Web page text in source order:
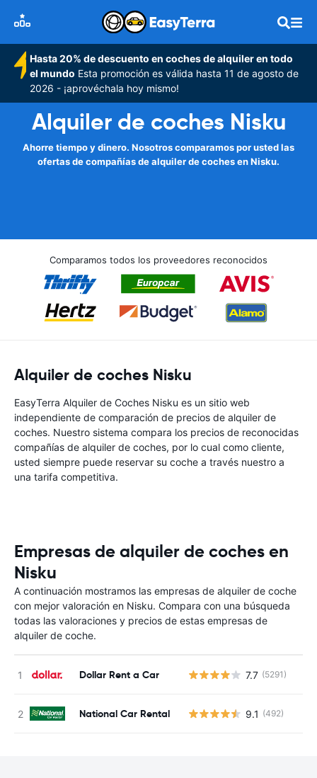
Hasta 20% de descuento en coches de alquiler en todo
el mundo Esta promoción es válida hasta 11 de agosto de
2026 - ¡aprovéchala hoy mismo!
Alquiler de coches Nisku
Ahorre tiempo y dinero. Nosotros comparamos por usted las
ofertas de compañías de alquiler de coches en Nisku.
Comparamos todos los proveedores reconocidos
Alquiler de coches Nisku
EasyTerra Alquiler de Coches Nisku es un sitio web
independiente de comparación de precios de alquiler de
coches. Nuestro sistema compara los precios de reconocidas
compañías de alquiler de coches, por lo cual como cliente,
usted siempre puede reservar su coche a través nuestro a
una tarifa competitiva.
Empresas de alquiler de coches en
Nisku
A continuación mostramos las empresas de alquiler de coche
con mejor valoración en Nisku. Compara con una búsqueda
todas las valoraciones y precios de estas empresas de
alquiler de coche.
Dollar Rent a Car 7.7 (5291)
National Car Rental 9.1 (492)